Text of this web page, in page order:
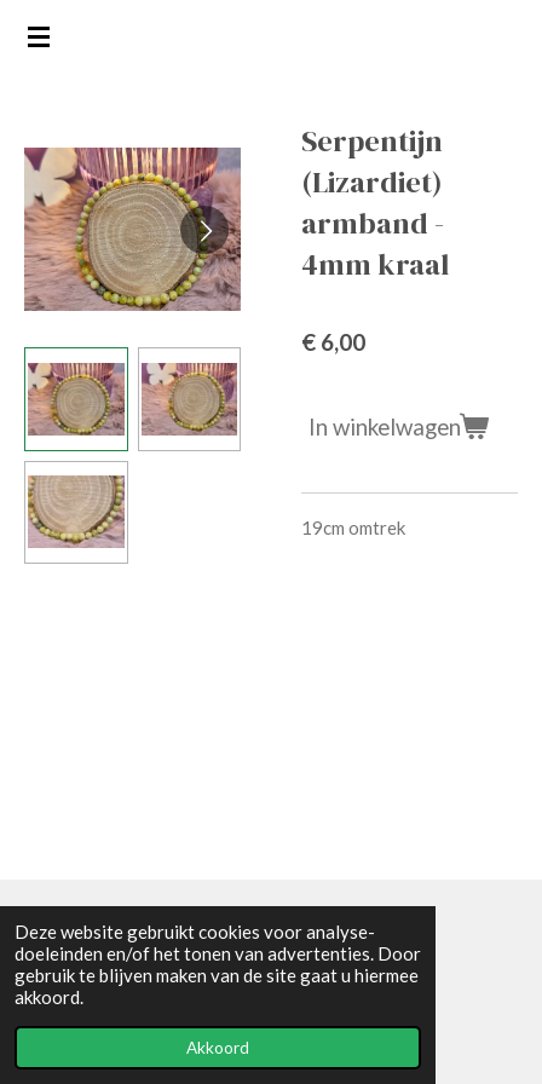
Deze website gebruikt cookies voor analyse-
doeleinden en/of het tonen van advertenties. Door
gebruik te blijven maken van de site gaat u hiermee
akkoord.
Akkoord
Ga
hoofdinhoud
Serpentijn
(Lizardiet)
armband -
4mm kraal
€ 6,00
In winkelwagen
19cm omtrek
Algemene voorwaarden
© 2021 - RC en mineralenshop Het vlinderpad